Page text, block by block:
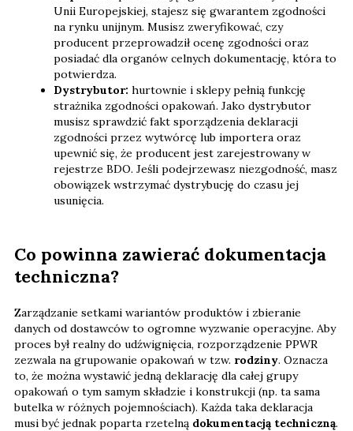
Unii Europejskiej, stajesz się gwarantem zgodności
na rynku unijnym. Musisz zweryfikować, czy
producent przeprowadził ocenę zgodności oraz
posiadać dla organów celnych dokumentację, która to
potwierdza.
Dystrybutor: hurtownie i sklepy pełnią funkcję
strażnika zgodności opakowań. Jako dystrybutor
musisz sprawdzić fakt sporządzenia deklaracji
zgodności przez wytwórcę lub importera oraz
upewnić się, że producent jest zarejestrowany w
rejestrze BDO. Jeśli podejrzewasz niezgodność, masz
obowiązek wstrzymać dystrybucję do czasu jej
usunięcia.
Co powinna zawierać dokumentacja
techniczna?
Zarządzanie setkami wariantów produktów i zbieranie
danych od dostawców to ogromne wyzwanie operacyjne. Aby
proces był realny do udźwignięcia, rozporządzenie PPWR
zezwala na grupowanie opakowań w tzw. rodziny. Oznacza
to, że można wystawić jedną deklarację dla całej grupy
opakowań o tym samym składzie i konstrukcji (np. ta sama
butelka w różnych pojemnościach). Każda taka deklaracja
musi być jednak poparta rzetelną dokumentacją techniczną.